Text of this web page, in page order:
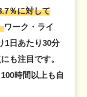
％に対して
ワーク・ライ
1日あたり30分
も注目です。
時間以上も自